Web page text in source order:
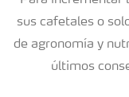
sus cafetales o
de agronomía y
últimos